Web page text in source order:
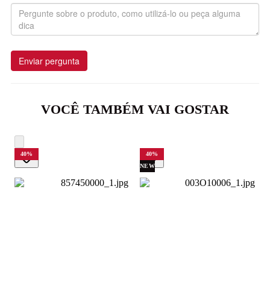
Enviar pergunta
VOCÊ TAMBÉM VAI GOSTAR
40% 40%
NEW